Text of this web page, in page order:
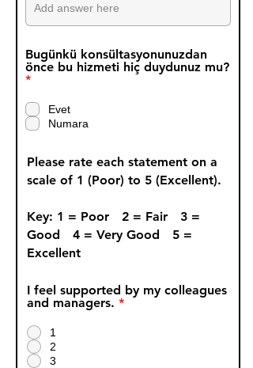
Bugünkü konsültasyonunuzdan
önce bu hizmeti hiç duydunuz mu?
*Z
r
u
n
u
Evet
Numara
Please rate each statement on a
scale of 1 (Poor) to 5 (Excellent).
Key: 1 = Poor 2 = Fair 3 =
Good 4 = Very Good 5 =
Excellent
I feel supported by my colleagues
and managers. *
1
2
3